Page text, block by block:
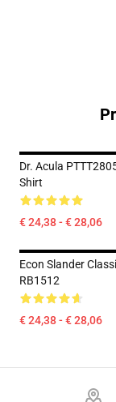
Dr. Acula
Shirt
€ 24,38 - € 28,06
Econ Slander
RB1512
€ 24,38 - € 28,06